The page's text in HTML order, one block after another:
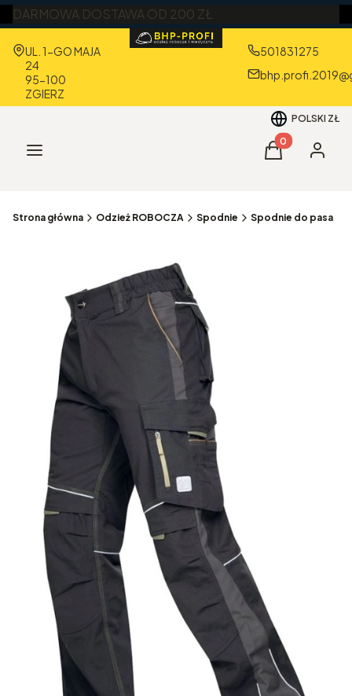
DARMOWA DOSTAWA OD 200 ZŁ
Adres:
UL. 1-GO MAJA
24
95-100
ZGIERZ
501831275
POLSKI ZŁ
Menu Produkty w
Koszyk
Strona główna Odzież ROBOCZA Spodnie Spodnie do pasa